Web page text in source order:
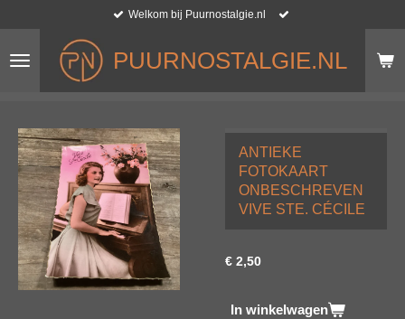
naar
hoofdinhoud
PUURNOSTALGIE.NL
Welkom bij Puurnostalgie.nl
ANTIEKE
FOTOKAART
ONBESCHREVEN
VIVE STE. CÉCILE
€ 2,50
In winkelwagen